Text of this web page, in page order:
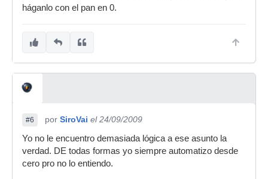
háganlo con el pan en 0.
#6 por SiroVai el 24/09/2009
Yo no le encuentro demasiada lógica a ese asunto la
verdad. DE todas formas yo siempre automatizo desde
cero pro no lo entiendo.